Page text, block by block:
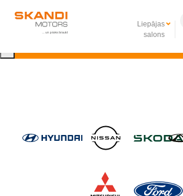
Liepājas
salons
Uzzini vairāk